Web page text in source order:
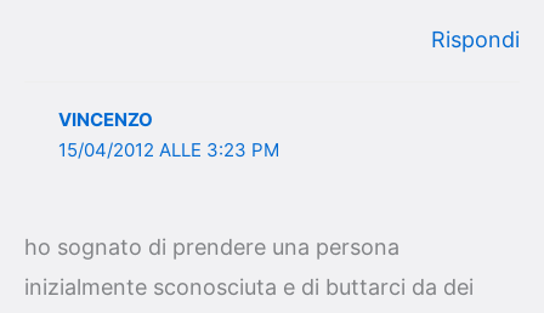
Rispondi
VINCENZO
15/04/2012 ALLE 3:23 PM
ho sognato di prendere una persona
inizialmente sconosciuta e di buttarci da dei